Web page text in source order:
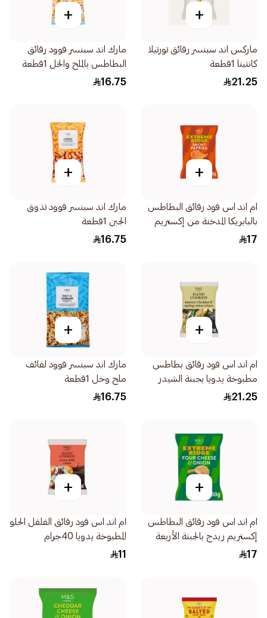
+
ماركس اند سبنسر رقائق تورتيلا
كانتينا 1قطعة
21.25
+
مارك اند سبنسر فوود رقائق
البطاطس بالملح والخل 1قطعة
16.75
+
ام اند اس فود رقائق البطاطس
بالبابريكا المدخنة من إكستريم
ريدج 150جرام
17
+
مارك اند سبنسر فوود تذوق
الجبن 1قطعة
16.75
+
ام اند اس فود رقائق بطاطس
مطبوخة يدويا بجبنة الشيدر
الناضجة والبصل الأخضر
21.25
+
مارك اند سبنسر فوود لفائف
ملح وخل 1قطعة
16.75
+
ام اند اس فود رقائق البطاطس
إكستريم ريدج بالجبنة الأربعة
والبصل 150جرام
17
+
ام اند اس فود رقائق الفلفل الحلو
المطبوخة يدويا 40جرام
11